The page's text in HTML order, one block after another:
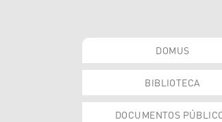
DOMUS
BIBLIOTECA
DOCUMENTOS